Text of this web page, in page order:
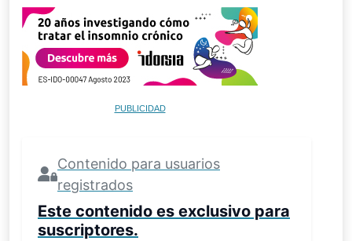
PUBLICIDAD
Contenido para usuarios
registrados
Este contenido es exclusivo para
suscriptores.